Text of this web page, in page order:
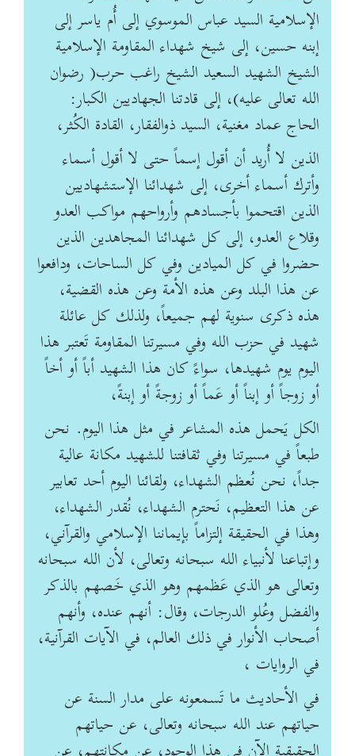
الإسلامية السيد عباس الموسوي إلى أُم ياسر إلى
إبنه حسين، إلى شيخ شهداء المقاومة الإسلامية
الشيخ الشهيد السعيد الشيخ راغب حرب( رضوان
الله تعالى عليه)، إلى قادتنا الجهاديين الكبار:
الحاج عماد مغنية، السيد ذوالفقار، القادة الكُثر،
الذين لا أُريد أن أقول إسماً حتى لا أقول أسماء
وأترك أسماء أخرى، إلى شهدائنا الإستشهاديين
الذين اقتحموا بأجسادهم وأرواحهم مواكب العدو
وقلاع العدو، إلى كل شهدائنا المجاهدين الذين
حضروا في كل الميادين وفي كل الساحات، ودافعوا
عن هذا البلد وعن هذه الأمة وعن هذه القضية،
هذه ذكرى سنوية لهم جميعاً، ولذلك كل عائلة
شهيد في حزب الله وفي مسيرتنا المقاومة تَعتبر هذا
اليوم يوم شهيدها، سواءً كان هذا الشهيد أباً أو أخاً
أو زوجاً أو إبناً أو عَماً أو زوجةً أو إبنةً،
الكل يَحمل هذه المشاعر في مثل هذا اليوم. نحن
طبعاً في مسيرتنا وفي ثقافتنا للشهيد مكانة عالية
جداً، نحن نُعظم الشهداء، ولقائنا اليوم أحد تعابير
عن هذا التعظيم، نَحترم الشهداء، نُقدر الشهداء،
وهذا في الحقيقة إلتزاماً بإيماننا الإسلامي والقرآني،
وإتباعنا لأنبياء الله سبحانه وتعالى، لأن الله سبحانه
وتعالى هو الذي عَظمهم وهو الذي خَصهم بالذكر
والفضل وعُلو الدرجات، وقال: أنهم عنده، وأنهم
أصحاب الأنوار في ذلك العالم، في الآيات القرآنية،
في الروايات ،
في الأحاديث ما تَسمعونه على مدار السنة عن
حياتهم عند الله سبحانه وتعالى، عن حياتهم